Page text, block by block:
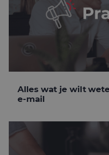
Alles wat je wilt
e-mail